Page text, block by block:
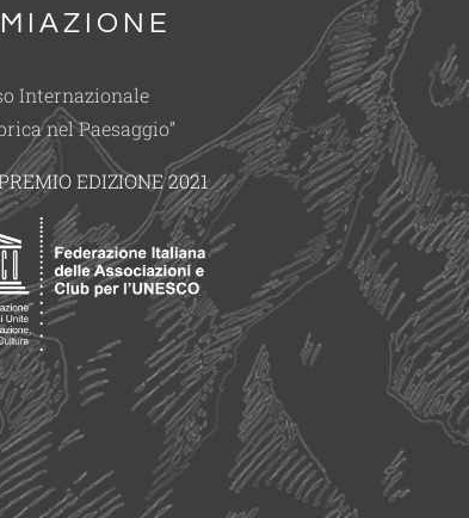
Internazionale
nel Paesaggio”
EDIZIONE 2021